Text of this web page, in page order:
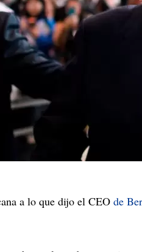
a lo que dijo el CEO de